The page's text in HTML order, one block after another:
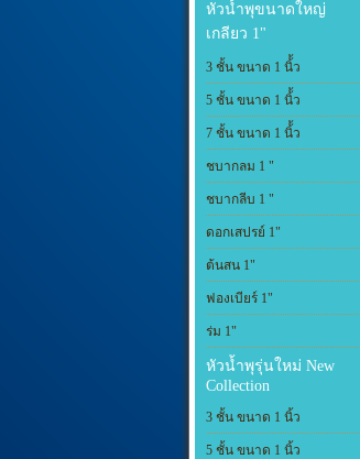
หัวน้ำพุขนาดใหญ่
เกลียว 1"
3 ชั้น ขนาด 1 นิ้้ว
5 ชั้น ขนาด 1 นิ้้ว
7 ชั้น ขนาด 1 นิ้้ว
ชบากลม 1 "
ชบากลีบ 1 "
ดอกเสปรย์ 1"
ต้นสน 1"
ฟองเบียร์ 1"
ร่ม 1"
หัวน้ำพุรุ่นใหม่ New
Collection
3 ชั้น ขนาด 1 นิ้ว
5 ชั้น ขนาด 1 นิ้ว